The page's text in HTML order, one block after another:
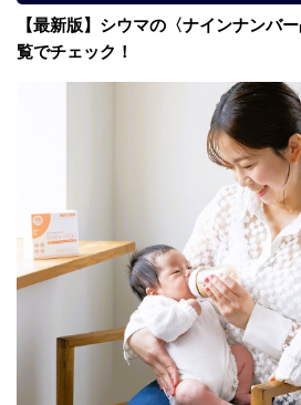
【最新版】シウマの〈ナインナンバ
覧でチェック！